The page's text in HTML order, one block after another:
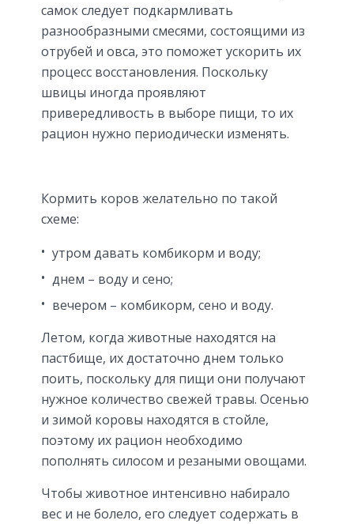
самок следует подкармливать
разнообразными смесями, состоящими из
отрубей и овса, это поможет ускорить их
процесс восстановления. Поскольку
швицы иногда проявляют
привередливость в выборе пищи, то их
рацион нужно периодически изменять.
Кормить коров желательно по такой
схеме:
утром давать комбикорм и воду;
днем – воду и сено;
вечером – комбикорм, сено и воду.
Летом, когда животные находятся на
пастбище, их достаточно днем только
поить, поскольку для пищи они получают
нужное количество свежей травы. Осенью
и зимой коровы находятся в стойле,
поэтому их рацион необходимо
пополнять силосом и резаными овощами.
Чтобы животное интенсивно набирало
вес и не болело, его следует содержать в